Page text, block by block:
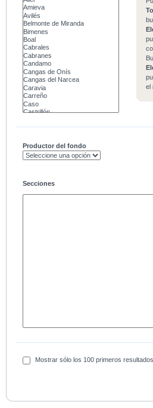
el
Productor del fondo
Secciones
Mostrar sólo los 100 primeros resultados